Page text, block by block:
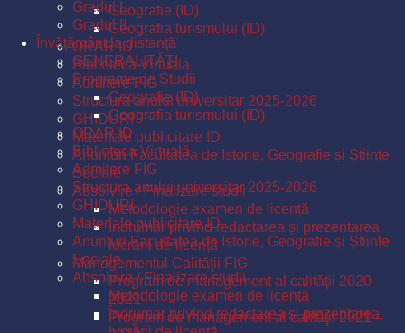
Geografie (ID)
Geografia turismului (ID)
ORAR ID
Biblioteca Virtuală
Admitere FIG
Structura anului universitar 2025-2026
GHIDURI
Materiale publicitare ID
Anunturi Facultatea de Istorie, Geografie și Științe
Sociale
Absolvire / Finalizare studii
Metodologie examen de licență
Îndrumar privind redactarea și prezentarea
lucrării de licență
Managementul Calităţii FIG
Program de management al calităţii 2020 –
2021
Program de management al calităţii 2021 –
Gradul I
Gradul II
Învăţământ la distanţă
GENERALITĂŢI
Programe de Studii
Geografie (ID)
Geografia turismului (ID)
ORAR ID
Biblioteca Virtuală
Admitere FIG
Structura anului universitar 2025-2026
GHIDURI
Materiale publicitare ID
Anunturi Facultatea de Istorie, Geografie și Științe
Sociale
Absolvire / Finalizare studii
Metodologie examen de licență
Îndrumar privind redactarea și prezentarea